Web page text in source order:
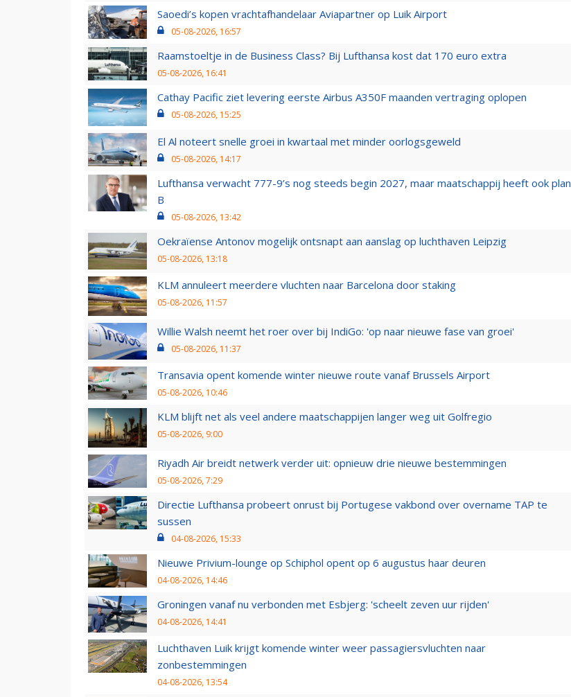
Saoedi’s kopen vrachtafhandelaar Aviapartner op Luik Airport
05-08-2026, 16:57
Raamstoeltje in de Business Class? Bij Lufthansa kost dat 170 euro extra
05-08-2026, 16:41
Cathay Pacific ziet levering eerste Airbus A350F maanden vertraging oplopen
05-08-2026, 15:25
El Al noteert snelle groei in kwartaal met minder oorlogsgeweld
05-08-2026, 14:17
Lufthansa verwacht 777-9’s nog steeds begin 2027, maar maatschappij heeft ook plan
B
05-08-2026, 13:42
Oekraïense Antonov mogelijk ontsnapt aan aanslag op luchthaven Leipzig
05-08-2026, 13:18
KLM annuleert meerdere vluchten naar Barcelona door staking
05-08-2026, 11:57
Willie Walsh neemt het roer over bij IndiGo: 'op naar nieuwe fase van groei'
05-08-2026, 11:37
Transavia opent komende winter nieuwe route vanaf Brussels Airport
05-08-2026, 10:46
KLM blijft net als veel andere maatschappijen langer weg uit Golfregio
05-08-2026, 9:00
Riyadh Air breidt netwerk verder uit: opnieuw drie nieuwe bestemmingen
05-08-2026, 7:29
Directie Lufthansa probeert onrust bij Portugese vakbond over overname TAP te
sussen
04-08-2026, 15:33
Nieuwe Privium-lounge op Schiphol opent op 6 augustus haar deuren
04-08-2026, 14:46
Groningen vanaf nu verbonden met Esbjerg: 'scheelt zeven uur rijden'
04-08-2026, 14:41
Luchthaven Luik krijgt komende winter weer passagiersvluchten naar
zonbestemmingen
04-08-2026, 13:54